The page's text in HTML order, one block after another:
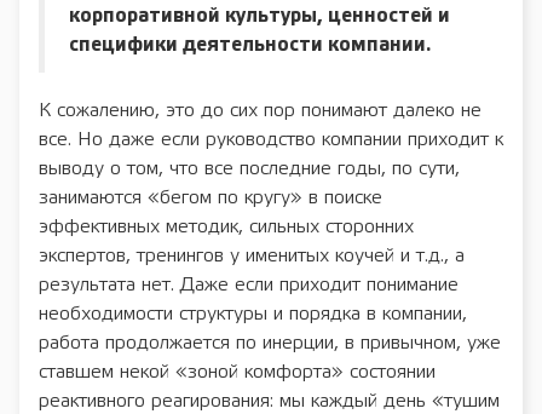
корпоративной культуры, ценностей и
специфики деятельности компании.
К сожалению, это до сих пор понимают далеко не
все. Но даже если руководство компании приходит к
выводу о том, что все последние годы, по сути,
занимаются «бегом по кругу» в поиске
эффективных методик, сильных сторонних
экспертов, тренингов у именитых коучей и т.д., а
результата нет. Даже если приходит понимание
необходимости структуры и порядка в компании,
работа продолжается по инерции, в привычном, уже
ставшем некой «зоной комфорта» состоянии
реактивного реагирования: мы каждый день «тушим